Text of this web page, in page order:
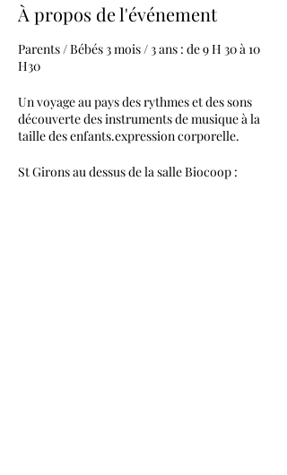
À propos de l'événement
Parents / Bébés 3 mois / 3 ans : de 9 H 30 à 10
H30
Un voyage au pays des rythmes et des sons
découverte des instruments de musique à la
taille des enfants.expression corporelle.
St Girons au dessus de la salle Biocoop :